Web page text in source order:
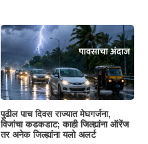
पुढील पाच दिवस राज्यात मेघगर्जना,
विजांचा कडकडाट; काही जिल्ह्यांना ऑरेंज
तर अनेक जिल्ह्यांना यलो अलर्ट